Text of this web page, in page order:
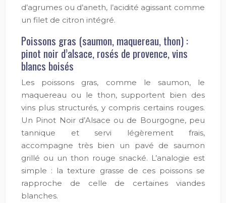
d’agrumes ou d’aneth, l’acidité agissant comme
un filet de citron intégré.
Poissons gras (saumon, maquereau, thon) :
pinot noir d’alsace, rosés de provence, vins
blancs boisés
Les poissons gras, comme le saumon, le
maquereau ou le thon, supportent bien des
vins plus structurés, y compris certains rouges.
Un Pinot Noir d’Alsace ou de Bourgogne, peu
tannique et servi légèrement frais,
accompagne très bien un pavé de saumon
grillé ou un thon rouge snacké. L’analogie est
simple : la texture grasse de ces poissons se
rapproche de celle de certaines viandes
blanches.